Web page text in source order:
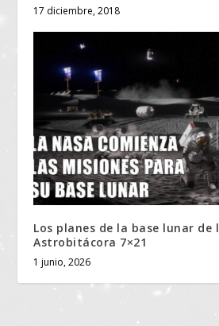
17 diciembre, 2018
Los planes de la base lunar de
Astrobitácora 7×21
1 junio, 2026